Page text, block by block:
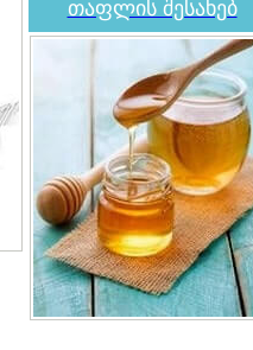
თაფლის შესახებ